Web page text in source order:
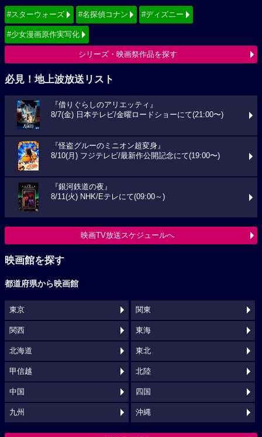
#スターウォーズ #名探偵コナン #ディズニー
#少女漫画原作実写化
シリーズ・映画祭作品を探す
必見！地上波放送リスト
『借りぐらしのアリエッティ』
8/7(金) 日本テレビ/金曜ロードショーにて(21:00〜)
『怪盗グルーのミニオン超変身』
8/10(月) フジテレビ/最新作公開記念にて(19:00〜)
『銀河鉄道の夜』
8/11(火) NHK/Eテレにて(09:00～)
映画TV放送スケジュールへ
映画館を探す
都道府県から映画館
東京 関東
関西 東海
北海道 東北
甲信越 北陸
中国 四国
九州 沖縄